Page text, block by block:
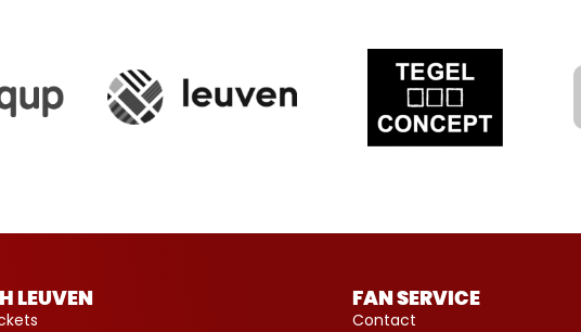
LEUVEN FAN SERVICE
Contact